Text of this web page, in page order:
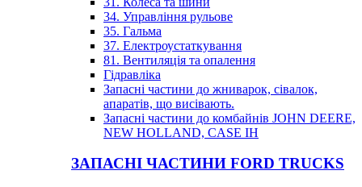
34. Управління рульове
35. Гальма
37. Електроустаткування
81. Вентиляція та опалення
Гідравліка
Запасні частини до жниварок, сівалок,
апаратів, що висівають.
Запасні частини до комбайнів JOHN DEERE,
NEW HOLLAND, CASE IH
ЗАПАСНІ ЧАСТИНИ FORD TRUCKS